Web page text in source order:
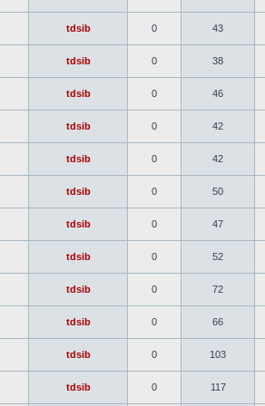
tdsib 0 43
tdsib 0 38
tdsib 0 46
tdsib 0 42
tdsib 0 42
tdsib 0 50
tdsib 0 47
tdsib 0 52
tdsib 0 72
tdsib 0 66
tdsib 0 103
tdsib 0 117